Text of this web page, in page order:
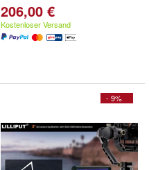
206,00 €
Kostenloser Versand
- 9%